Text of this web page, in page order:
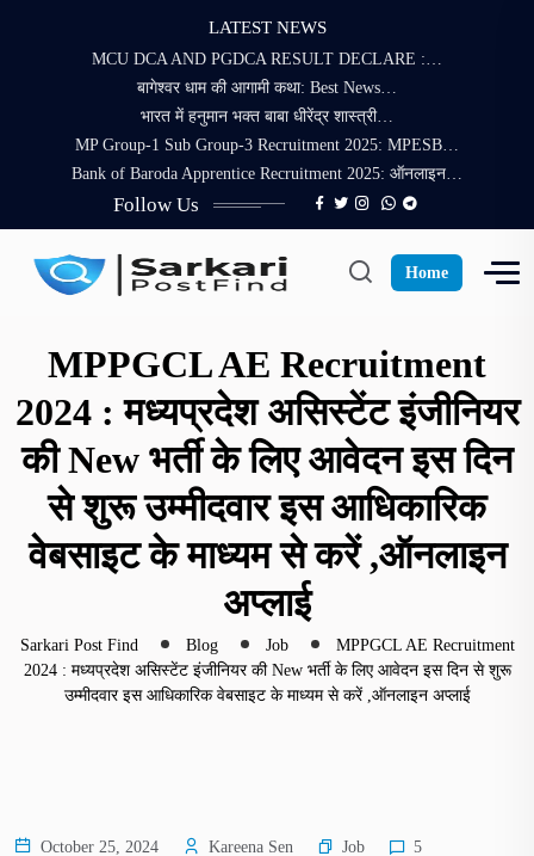
LATEST NEWS
MCU DCA AND PGDCA RESULT DECLARE :…
बागेश्वर धाम की आगामी कथा: Best News…
भारत में हनुमान भक्त बाबा धीरेंद्र शास्त्री…
MP Group-1 Sub Group-3 Recruitment 2025: MPESB…
Bank of Baroda Apprentice Recruitment 2025: ऑनलाइन…
Follow Us
Home
MPPGCL AE Recruitment
2024 : मध्यप्रदेश असिस्टेंट इंजीनियर
की New भर्ती के लिए आवेदन इस दिन
से शुरू उम्मीदवार इस आधिकारिक
वेबसाइट के माध्यम से करें ,ऑनलाइन
अप्लाई
Sarkari Post Find Blog Job
MPPGCL AE Recruitment
2024 : मध्यप्रदेश असिस्टेंट इंजीनियर की New भर्ती के लिए आवेदन इस दिन से शुरू
उम्मीदवार इस आधिकारिक वेबसाइट के माध्यम से करें ,ऑनलाइन अप्लाई
October 25, 2024 Kareena Sen Job 5